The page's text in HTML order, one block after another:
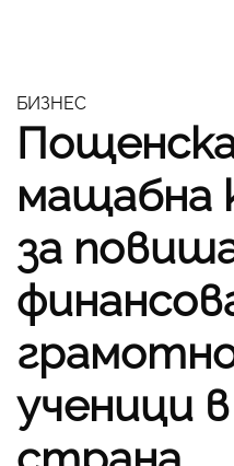
БИЗНЕС
мащабна
за
ученици